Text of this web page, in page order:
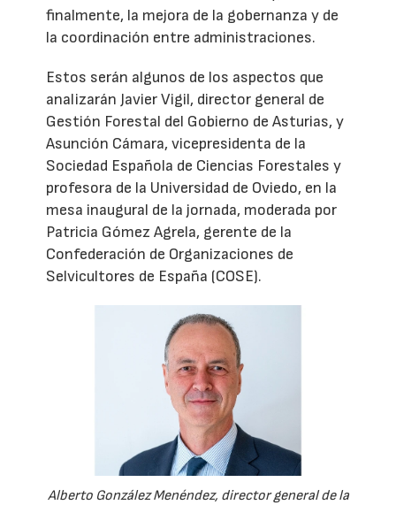
finalmente, la mejora de la gobernanza y de
la coordinación entre administraciones.
Estos serán algunos de los aspectos que
analizarán Javier Vigil, director general de
Gestión Forestal del Gobierno de Asturias, y
Asunción Cámara, vicepresidenta de la
Sociedad Española de Ciencias Forestales y
profesora de la Universidad de Oviedo, en la
mesa inaugural de la jornada, moderada por
Patricia Gómez Agrela, gerente de la
Confederación de Organizaciones de
Selvicultores de España (COSE).
Alberto González Menéndez, director general de la